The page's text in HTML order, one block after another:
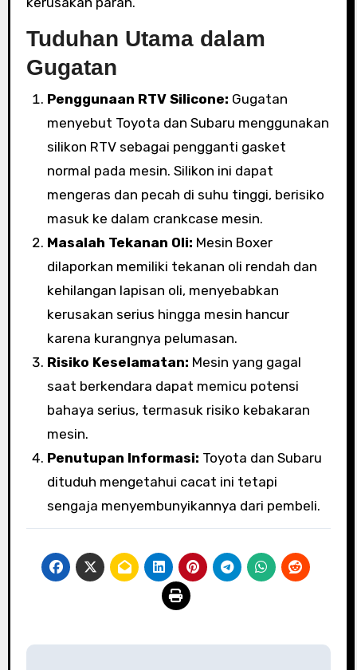
Tuduhan Utama dalam
Gugatan
Penggunaan RTV Silicone: Gugatan
menyebut Toyota dan Subaru menggunakan
silikon RTV sebagai pengganti gasket
normal pada mesin. Silikon ini dapat
mengeras dan pecah di suhu tinggi, berisiko
masuk ke dalam crankcase mesin.
Masalah Tekanan Oli: Mesin Boxer
dilaporkan memiliki tekanan oli rendah dan
kehilangan lapisan oli, menyebabkan
kerusakan serius hingga mesin hancur
karena kurangnya pelumasan.
Risiko Keselamatan: Mesin yang gagal
saat berkendara dapat memicu potensi
bahaya serius, termasuk risiko kebakaran
mesin.
Penutupan Informasi: Toyota dan Subaru
dituduh mengetahui cacat ini tetapi
sengaja menyembunyikannya dari pembeli.